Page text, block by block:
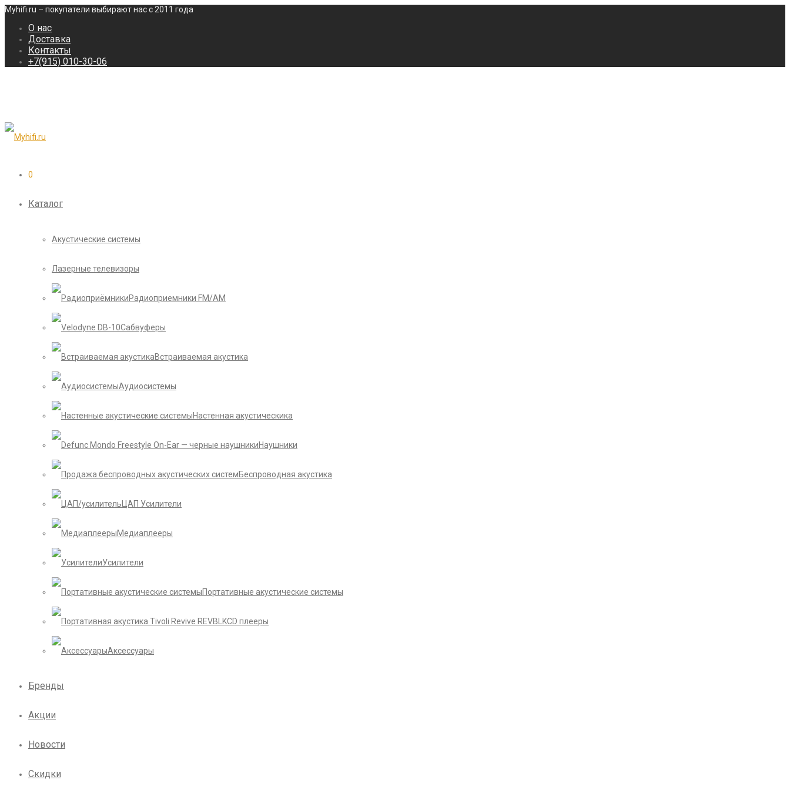
Myhifi.ru – покупатели выбирают нас с 2011 года
О нас
Доставка
Контакты
+7(915) 010-30-06
0
Каталог
Акустические системы
Лазерные телевизоры
Радиоприемники FM/AM
Сабвуферы
Встраиваемая акустика
Аудиосистемы
Настенная акустическика
Наушники
Беспроводная акустика
ЦАП Усилители
Медиаплееры
Усилители
Портативные акустические системы
CD плееры
Аксессуары
Бренды
Акции
Новости
Скидки